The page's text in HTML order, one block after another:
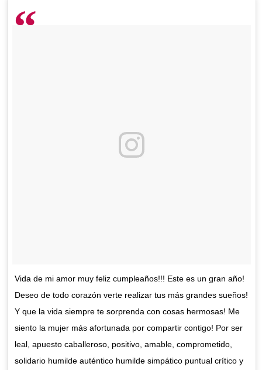
Vida de mi amor muy feliz cumpleaños!!! Este es un gran año!
Deseo de todo corazón verte realizar tus más grandes sueños!
Y que la vida siempre te sorprenda con cosas hermosas! Me
siento la mujer más afortunada por compartir contigo! Por ser
leal, apuesto caballeroso, positivo, amable, comprometido,
solidario humilde auténtico humilde simpático puntual crítico y